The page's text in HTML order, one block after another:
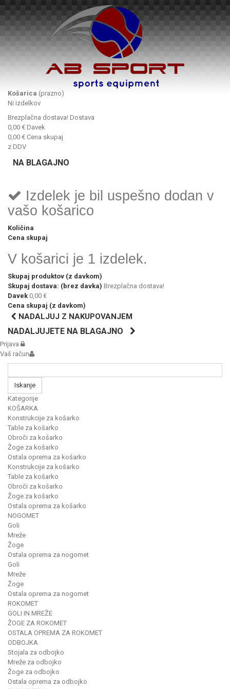
Košarica (prazno)
Ni izdelkov
Brezplačna dostava! Dostava
0,00 € Davek
0,00 € Cena skupaj
z DDV
NA BLAGAJNO
Izdelek je bil uspešno dodan v
vašo košarico
Količina
Cena skupaj
V košarici je 1 izdelek.
Skupaj produktov (z davkom)
Skupaj dostava: (brez davka) Brezplačna dostava!
Davek 0,00 €
Cena skupaj (z davkom)
NADALJUJ Z NAKUPOVANJEM
NADALJUJETE NA BLAGAJNO
Prijava
Vaš račun
Iskanje
Kategorije
KOŠARKA
Konstrukcije za košarko
Table za košarko
Obroči za košarko
Žoge za košarko
Ostala oprema za košarko
Konstrukcije za košarko
Table za košarko
Obroči za košarko
Žoge za košarko
Ostala oprema za košarko
NOGOMET
Goli
Mreže
Žoge
Ostala oprema za nogomet
Goli
Mreže
Žoge
Ostala oprema za nogomet
ROKOMET
GOLI IN MREŽE
ŽOGE ZA ROKOMET
OSTALA OPREMA ZA ROKOMET
ODBOJKA
Stojala za odbojko
Mreže za odbojko
Žoge za odbojko
Ostala oprema za odbojko